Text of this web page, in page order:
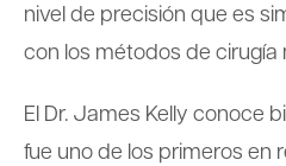
nivel de precisión que es
con los métodos de cirugía
El Dr. James Kelly conoce
fue uno de los primeros en